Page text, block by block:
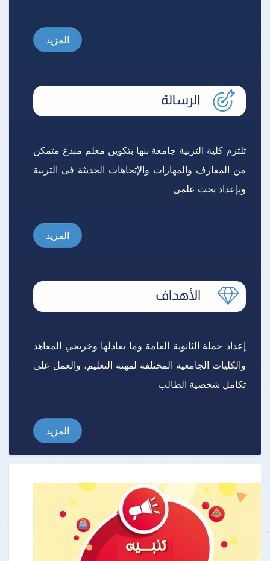
المزيد
تلتزم كلية التربية جامعة بنها بتكوين معلم مبدع متمكن
من المعارف والمهارات والإتجاهات الحديثة فى التربية
وبإعداد بحث علمى
المزيد
إعداد حملة الثانوية العامة وما يعادلها وخريجي المعاهد
والكليات الجامعية المختلفة لمهنة التعليم، والعمل على
تكامل شخصية الطالب
المزيد